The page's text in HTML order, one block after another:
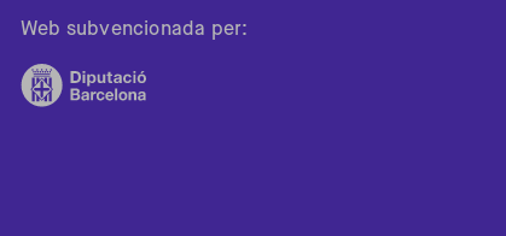
Web subvencionada per: